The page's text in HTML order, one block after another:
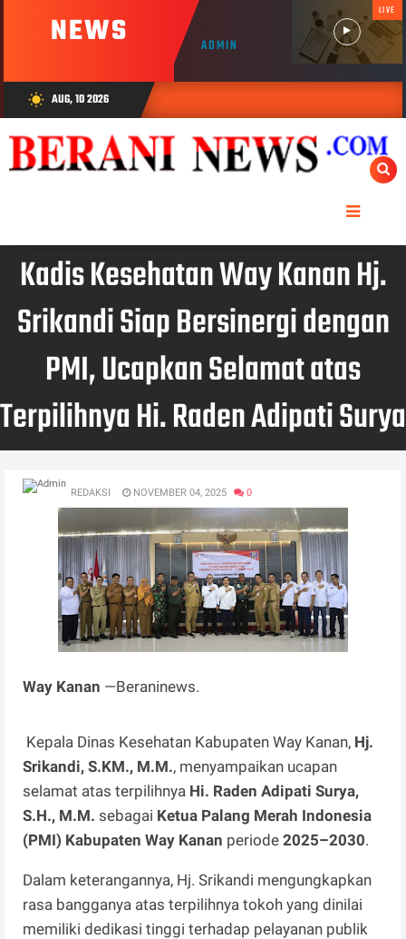
NEWS ADMIN
LIVE
wb_sunny AUG, 10 2026
Kadis Kesehatan Way Kanan Hj.
Srikandi Siap Bersinergi dengan
PMI, Ucapkan Selamat atas
Terpilihnya Hi. Raden Adipati Surya
REDAKSI NOVEMBER 04, 2025 0
Way Kanan —Beraninews.
Kepala Dinas Kesehatan Kabupaten Way Kanan, Hj.
Srikandi, S.KM., M.M., menyampaikan ucapan
selamat atas terpilihnya Hi. Raden Adipati Surya,
S.H., M.M. sebagai Ketua Palang Merah Indonesia
(PMI) Kabupaten Way Kanan periode2025–2030.
Dalam keterangannya, Hj. Srikandi mengungkapkan
rasa bangganya atas terpilihnya tokoh yang dinilai
memiliki dedikasi tinggi terhadap pelayanan publik